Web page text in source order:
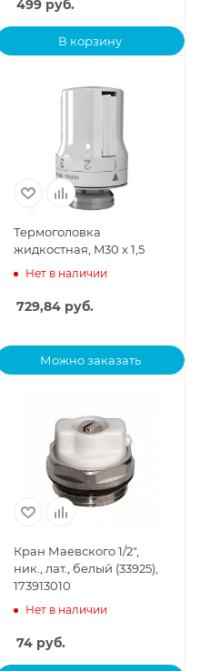
499руб.
В корзину
Термоголовка
жидкостная, M30 x 1,5
Нет в наличии
729,84руб.
Можно заказать
Кран Маевского 1/2",
ник., лат., белый (33925),
173913010
Нет в наличии
74руб.